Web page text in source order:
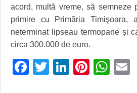
JOCURI ONLINE
FARMACII DIN TIMIŞOARA
acord, multă vreme, să semneze
primire cu Primăria Timişoara,
neterminat lipseau termopane și
circa 300.000 de euro.
Facebook
Twitter
LinkedIn